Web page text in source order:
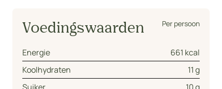
Voedingswaarden Per persoon
Energie
661 kcal
Koolhydraten
11 g